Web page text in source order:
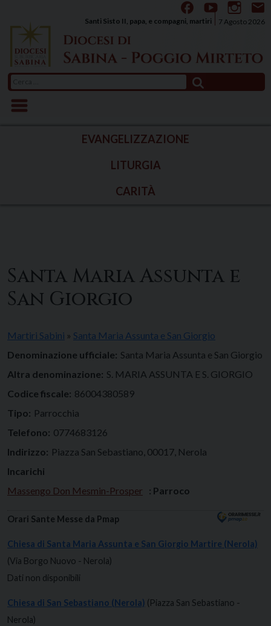
content
7 Agosto 2026
Santi Sisto II, papa, e compagni, martiri
per:
EVANGELIZZAZIONE
LITURGIA
CARITÀ
Santa Maria Assunta e
San Giorgio
Martiri Sabini » Santa Maria Assunta e San Giorgio
Denominazione ufficiale: Santa Maria Assunta e San Giorgio
Altra denominazione: S. MARIA ASSUNTA E S. GIORGIO
Codice fiscale: 86004380589
Tipo: Parrocchia
Telefono: 0774683126
Indirizzo: Piazza San Sebastiano, 00017, Nerola
Incarichi
Massengo Don Mesmin-Prosper
: Parroco
Orari Sante Messe da Pmap
Chiesa di Santa Maria Assunta e San Giorgio Martire (Nerola)
(Via Borgo Nuovo - Nerola)
Dati non disponibili
Chiesa di San Sebastiano (Nerola) (Piazza San Sebastiano -
Nerola)